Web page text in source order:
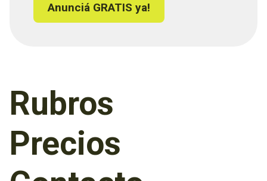
Anunciá GRATIS ya!
Rubros
Precios